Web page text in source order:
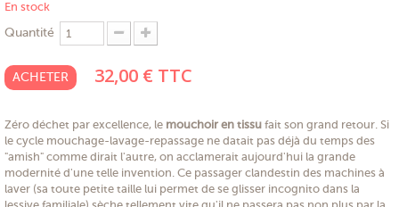
SLOW E-SHOP
LE SHOWROOM
(1 avis)
En stock
Quantité
ACHETER 32,00 € TTC
Zéro déchet par excellence, le mouchoir en tissu fait son grand retour. Si
le cycle mouchage-lavage-repassage ne datait pas déjà du temps des
"amish" comme dirait l'autre, on acclamerait aujourd'hui la grande
modernité d'une telle invention. Ce passager clandestin des machines à
laver (sa toute petite taille lui permet de se glisser incognito dans la